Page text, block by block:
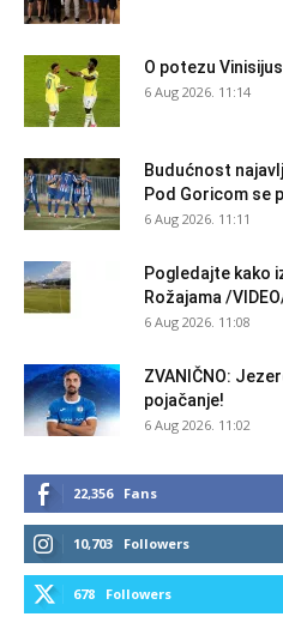
O potezu
6 Aug 2026. 11:14
Budućnost
Pod Goricom se
6 Aug 2026. 11:11
Pogledajte kako
Rožajama /
6 Aug 2026. 11:08
ZVANIČNO:
pojačanje!
6 Aug 2026. 11:02
22,356 Fans
10,703 Followers
678 Followers